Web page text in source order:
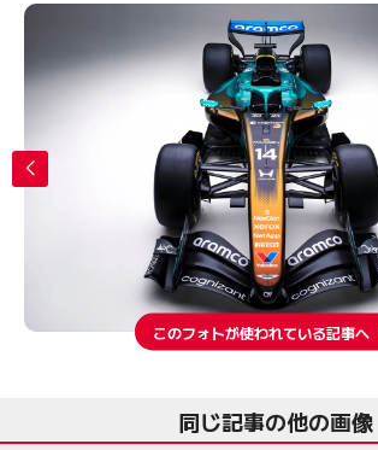
このフォトが使われている記事へ
同じ記事の他の画像